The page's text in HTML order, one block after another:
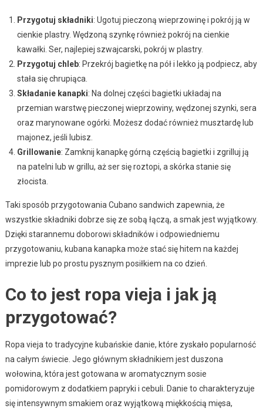
Przygotuj składniki: Ugotuj pieczoną wieprzowinę i pokrój ją w
cienkie plastry. Wędzoną szynkę również pokrój na cienkie
kawałki. Ser, najlepiej szwajcarski, pokrój w plastry.
Przygotuj chleb: Przekrój bagietkę na pół i lekko ją podpiecz, aby
stała się chrupiąca.
Składanie kanapki: Na dolnej części bagietki układaj na
przemian warstwę pieczonej wieprzowiny, wędzonej szynki, sera
oraz marynowane ogórki. Możesz dodać również musztardę lub
majonez, jeśli lubisz.
Grillowanie: Zamknij kanapkę górną częścią bagietki i zgrilluj ją
na patelni lub w grillu, aż ser się roztopi, a skórka stanie się
złocista.
Taki sposób przygotowania Cubano sandwich zapewnia, że
wszystkie składniki dobrze się ze sobą łączą, a smak jest wyjątkowy.
Dzięki starannemu doborowi składników i odpowiedniemu
przygotowaniu, kubana kanapka może stać się hitem na każdej
imprezie lub po prostu pysznym posiłkiem na co dzień.
Co to jest ropa vieja i jak ją
przygotować?
Ropa vieja to tradycyjne kubańskie danie, które zyskało popularność
na całym świecie. Jego głównym składnikiem jest duszona
wołowina, która jest gotowana w aromatycznym sosie
pomidorowym z dodatkiem papryki i cebuli. Danie to charakteryzuje
się intensywnym smakiem oraz wyjątkową miękkością mięsa,